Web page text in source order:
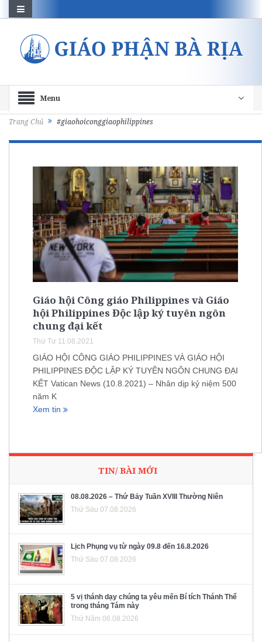
Menu
Trang Chủ #giaohoiconggiaophilippines
Giáo hội Công giáo Philippines và Giáo
hội Philippines Độc lập ký tuyên ngôn
chung đại kết
Thứ Tư 11.08.2021
GIÁO HỘI CÔNG GIÁO PHILIPPINES VÀ GIÁO HỘI
PHILIPPINES ĐỘC LẬP KÝ TUYÊN NGÔN CHUNG ĐẠI
KẾT Vatican News (10.8.2021) – Nhân dịp kỷ niệm 500
năm K
Xem tin
TIN/ BÀI MỚI
08.08.2026 – Thứ Bảy Tuần XVIII Thường Niên
Thứ Sáu 07.08.2026
Lịch Phụng vụ từ ngày 09.8 đến 16.8.2026
Thứ Sáu 07.08.2026
5 vị thánh dạy chúng ta yêu mến Bí tích Thánh Thể
trong tháng Tám này
Thứ Năm 06.08.2026